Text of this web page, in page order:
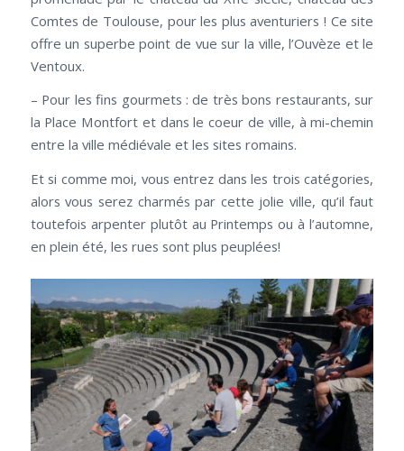
Comtes de Toulouse, pour les plus aventuriers ! Ce site
offre un superbe point de vue sur la ville, l’Ouvèze et le
Ventoux.
– Pour les fins gourmets : de très bons restaurants, sur
la Place Montfort et dans le coeur de ville, à mi-chemin
entre la ville médiévale et les sites romains.
Et si comme moi, vous entrez dans les trois catégories,
alors vous serez charmés par cette jolie ville, qu’il faut
toutefois arpenter plutôt au Printemps ou à l’automne,
en plein été, les rues sont plus peuplées!